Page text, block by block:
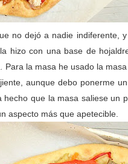
no dejó a nadie indiferente,
hizo con una base de
la masa he usado la
aunque debo ponerme
que la masa saliese un
aspecto más que apetecible.